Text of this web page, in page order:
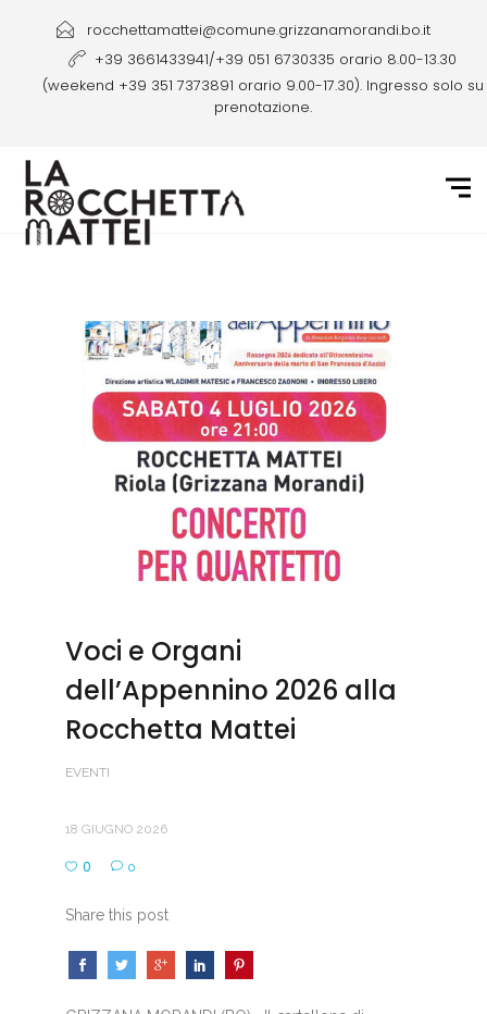
rocchettamattei@comune.grizzanamorandi.bo.it
+39 3661433941/+39 051 6730335 orario 8.00-13.30
(weekend +39 351 7373891 orario 9.00-17.30). Ingresso solo su
prenotazione.
Voci e Organi
dell’Appennino 2026 alla
Rocchetta Mattei
EVENTI
18 GIUGNO 2026
0 0
Share this post